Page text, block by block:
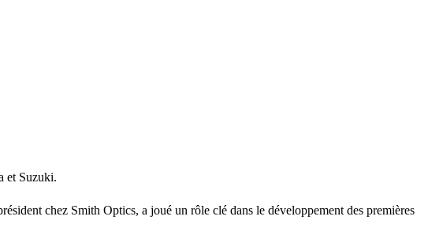
et Suzuki.
chez Smith Optics, a joué un rôle clé dans le développement des premières